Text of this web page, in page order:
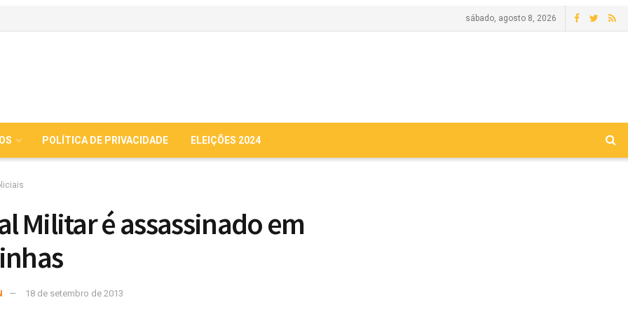
sábado, agosto 8, 2026
POLÍTICA DE PRIVACIDADE ELEIÇÕES 2024
Militar é assassinado em
18 de setembro de 2013